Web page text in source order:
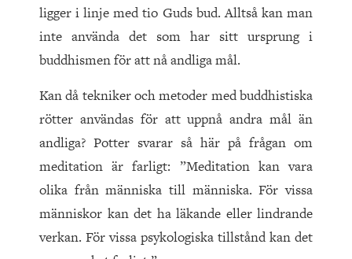
ligger i linje med tio Guds bud. Alltså kan man
inte använda det som har sitt ursprung i
buddhismen för att nå andliga mål.
Kan då tekniker och metoder med buddhistiska
rötter användas för att uppnå andra mål än
andliga? Potter svarar så här på frågan om
meditation är farligt: ”Meditation kan vara
olika från människa till människa. För vissa
människor kan det ha läkande eller lindrande
verkan. För vissa psykologiska tillstånd kan det